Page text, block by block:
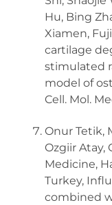
Hu, Bing
Xiamen,
cartilage
stimulated
model of
Cell. Mol.
Onur Tetik,
Ozgiir Atay,
Medicine,
Turkey,
combined